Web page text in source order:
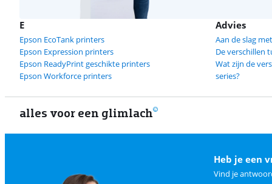
E
Epson EcoTank printers
Epson Expression printers
Epson ReadyPrint geschikte printers
Epson Workforce printers
Advies
Aan de slag
De verschillen
Wat zijn de
series?
alles voor een glimlach
Heb je een
Vind je